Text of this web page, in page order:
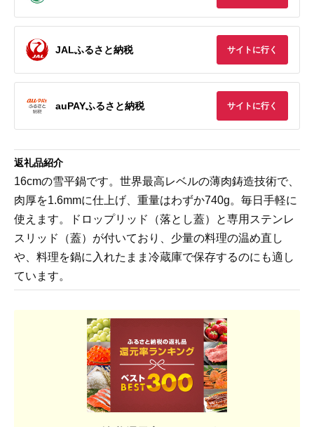
JALふるさと納税 サイトに行く
auPAYふるさと納税 サイトに行く
返礼品紹介
16cmの雪平鍋です。世界最高レベルの薄肉鋳造技術で、
肉厚を1.6mmに仕上げ、重量はわずか740g。毎日手軽に
使えます。ドロップリッド（落とし蓋）と専用ステンレ
スリッド（蓋）が付いており、少量の料理の温め直し
や、料理を鍋に入れたまま冷蔵庫で保存するのにも適し
ています。